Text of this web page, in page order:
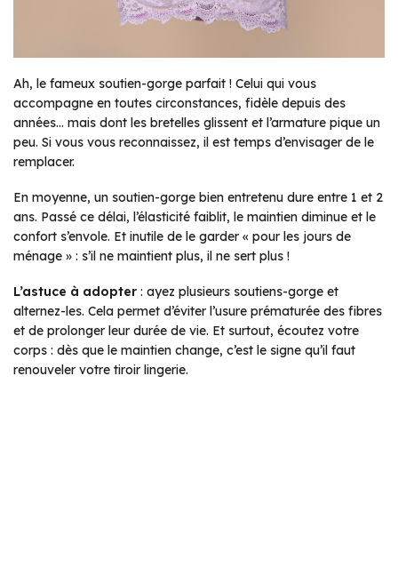
Ah, le fameux soutien-gorge parfait ! Celui qui vous
accompagne en toutes circonstances, fidèle depuis des
années… mais dont les bretelles glissent et l’armature pique un
peu. Si vous vous reconnaissez, il est temps d’envisager de le
remplacer.
En moyenne, un soutien-gorge bien entretenu dure entre 1 et 2
ans. Passé ce délai, l’élasticité faiblit, le maintien diminue et le
confort s’envole. Et inutile de le garder « pour les jours de
ménage » : s’il ne maintient plus, il ne sert plus !
L’astuce à adopter : ayez plusieurs soutiens-gorge et
alternez-les. Cela permet d’éviter l’usure prématurée des fibres
et de prolonger leur durée de vie. Et surtout, écoutez votre
corps : dès que le maintien change, c’est le signe qu’il faut
renouveler votre tiroir lingerie.